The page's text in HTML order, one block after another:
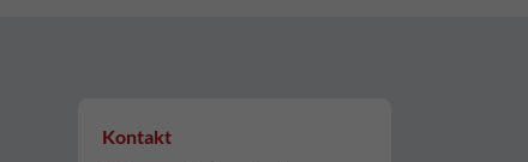
Kontakt